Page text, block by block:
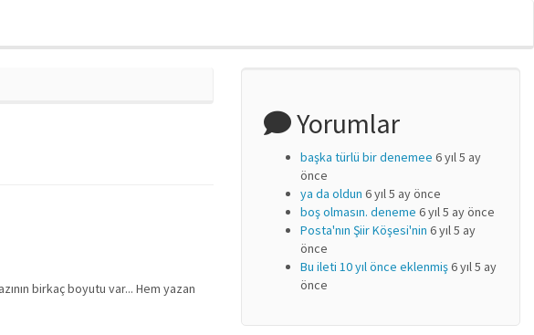
birkaç boyutu var... Hem yazan
Yorumlar
başka türlü bir denemee 6 yıl 5 ay
önce
ya da oldun 6 yıl 5 ay önce
boş olmasın. deneme 6 yıl 5 ay önce
Posta'nın Şiir Köşesi'nin 6 yıl 5 ay
önce
Bu ileti 10 yıl önce eklenmiş6 yıl 5 ay
önce